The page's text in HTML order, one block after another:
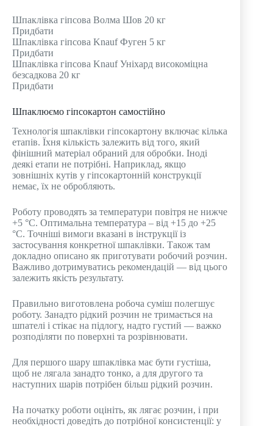
Шпаклівка гіпсова Волма Шов 20 кг
Придбати
Шпаклівка гіпсова Knauf Фуген 5 кг
Придбати
Шпаклівка гіпсова Knauf Уніхард високоміцна
безсадкова 20 кг
Придбати
Шпаклюємо гіпсокартон самостійно
Технологія шпаклівки гіпсокартону включає кілька
етапів. Їхня кількість залежить від того, який
фінішний матеріал обраний для обробки. Іноді
деякі етапи не потрібні. Наприклад, якщо
зовнішніх кутів у гіпсокартонній конструкції
немає, їх не обробляють.
Роботу проводять за температури повітря не нижче
+5 °С. Оптимальна температура – ​​від +15 до +25
°С. Точніші вимоги вказані в інструкції із
застосування конкретної шпаклівки. Також там
докладно описано як приготувати робочий розчин.
Важливо дотримуватись рекомендацій — від цього
залежить якість результату.
Правильно виготовлена ​​робоча суміш полегшує
роботу. Занадто рідкий розчин не тримається на
шпателі і стікає на підлогу, надто густий — важко
розподіляти по поверхні та розрівнювати.
Для першого шару шпаклівка має бути густіша,
щоб не лягала занадто тонко, а для другого та
наступних шарів потрібен більш рідкий розчин.
На початку роботи оцініть, як лягає розчин, і при
необхідності доведіть до потрібної консистенції: у